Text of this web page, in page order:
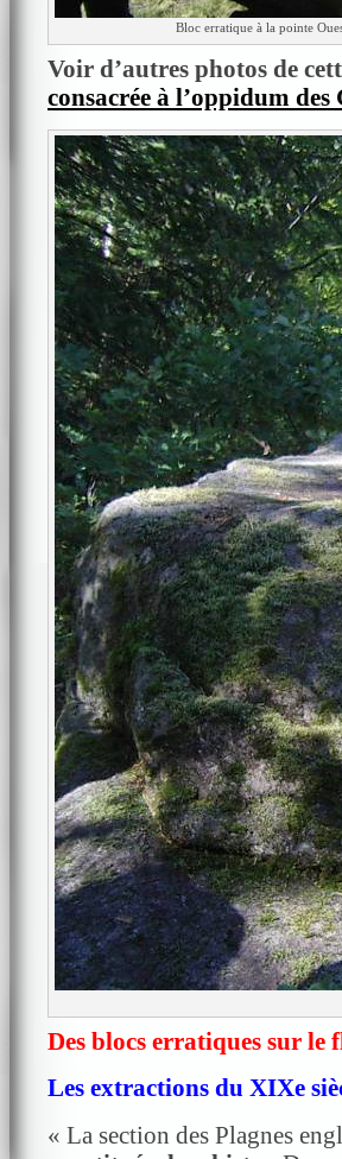
Bloc erratique à la pointe
Voir d’autres photos de
consacrée à l’oppidum des
Des blocs erratiques sur le
Les extractions du XIXe
« La section des Plagnes